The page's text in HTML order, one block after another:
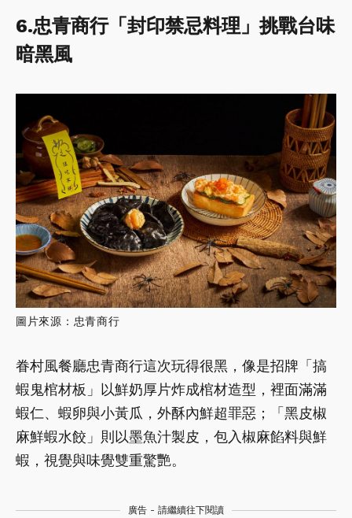
6.忠青商行「封印禁忌料理」挑戰台味
暗黑風
圖片來源：忠青商行
眷村風餐廳忠青商行這次玩得很黑，像是招牌「搞
蝦鬼棺材板」以鮮奶厚片炸成棺材造型，裡面滿滿
蝦仁、蝦卵與小黃瓜，外酥內鮮超罪惡；「黑皮椒
麻鮮蝦水餃」則以墨魚汁製皮，包入椒麻餡料與鮮
蝦，視覺與味覺雙重驚艷。
廣告 - 請繼續往下閱讀